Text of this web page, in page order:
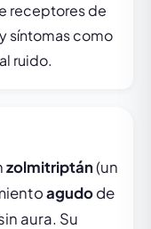
receptores de
síntomas como
ruido.
zolmitriptán(un
agudode
aura. Su